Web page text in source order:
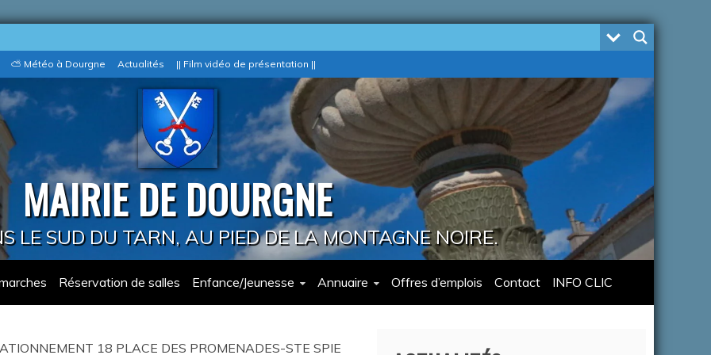
⛅ Météo à Dourgne Actualités || Film vidéo de présentation ||
MAIRIE DE DOURGNE
LE SUD DU TARN, AU PIED DE LA MONTAGNE NOIRE.
Réservation de salles Enfance/Jeunesse Annuaire Offres d’emplois Contact INFO CLIC
18 PLACE DES PROMENADES-STE SPIE